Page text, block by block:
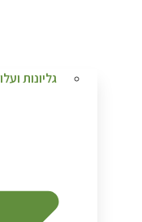
גליונות ועלונים